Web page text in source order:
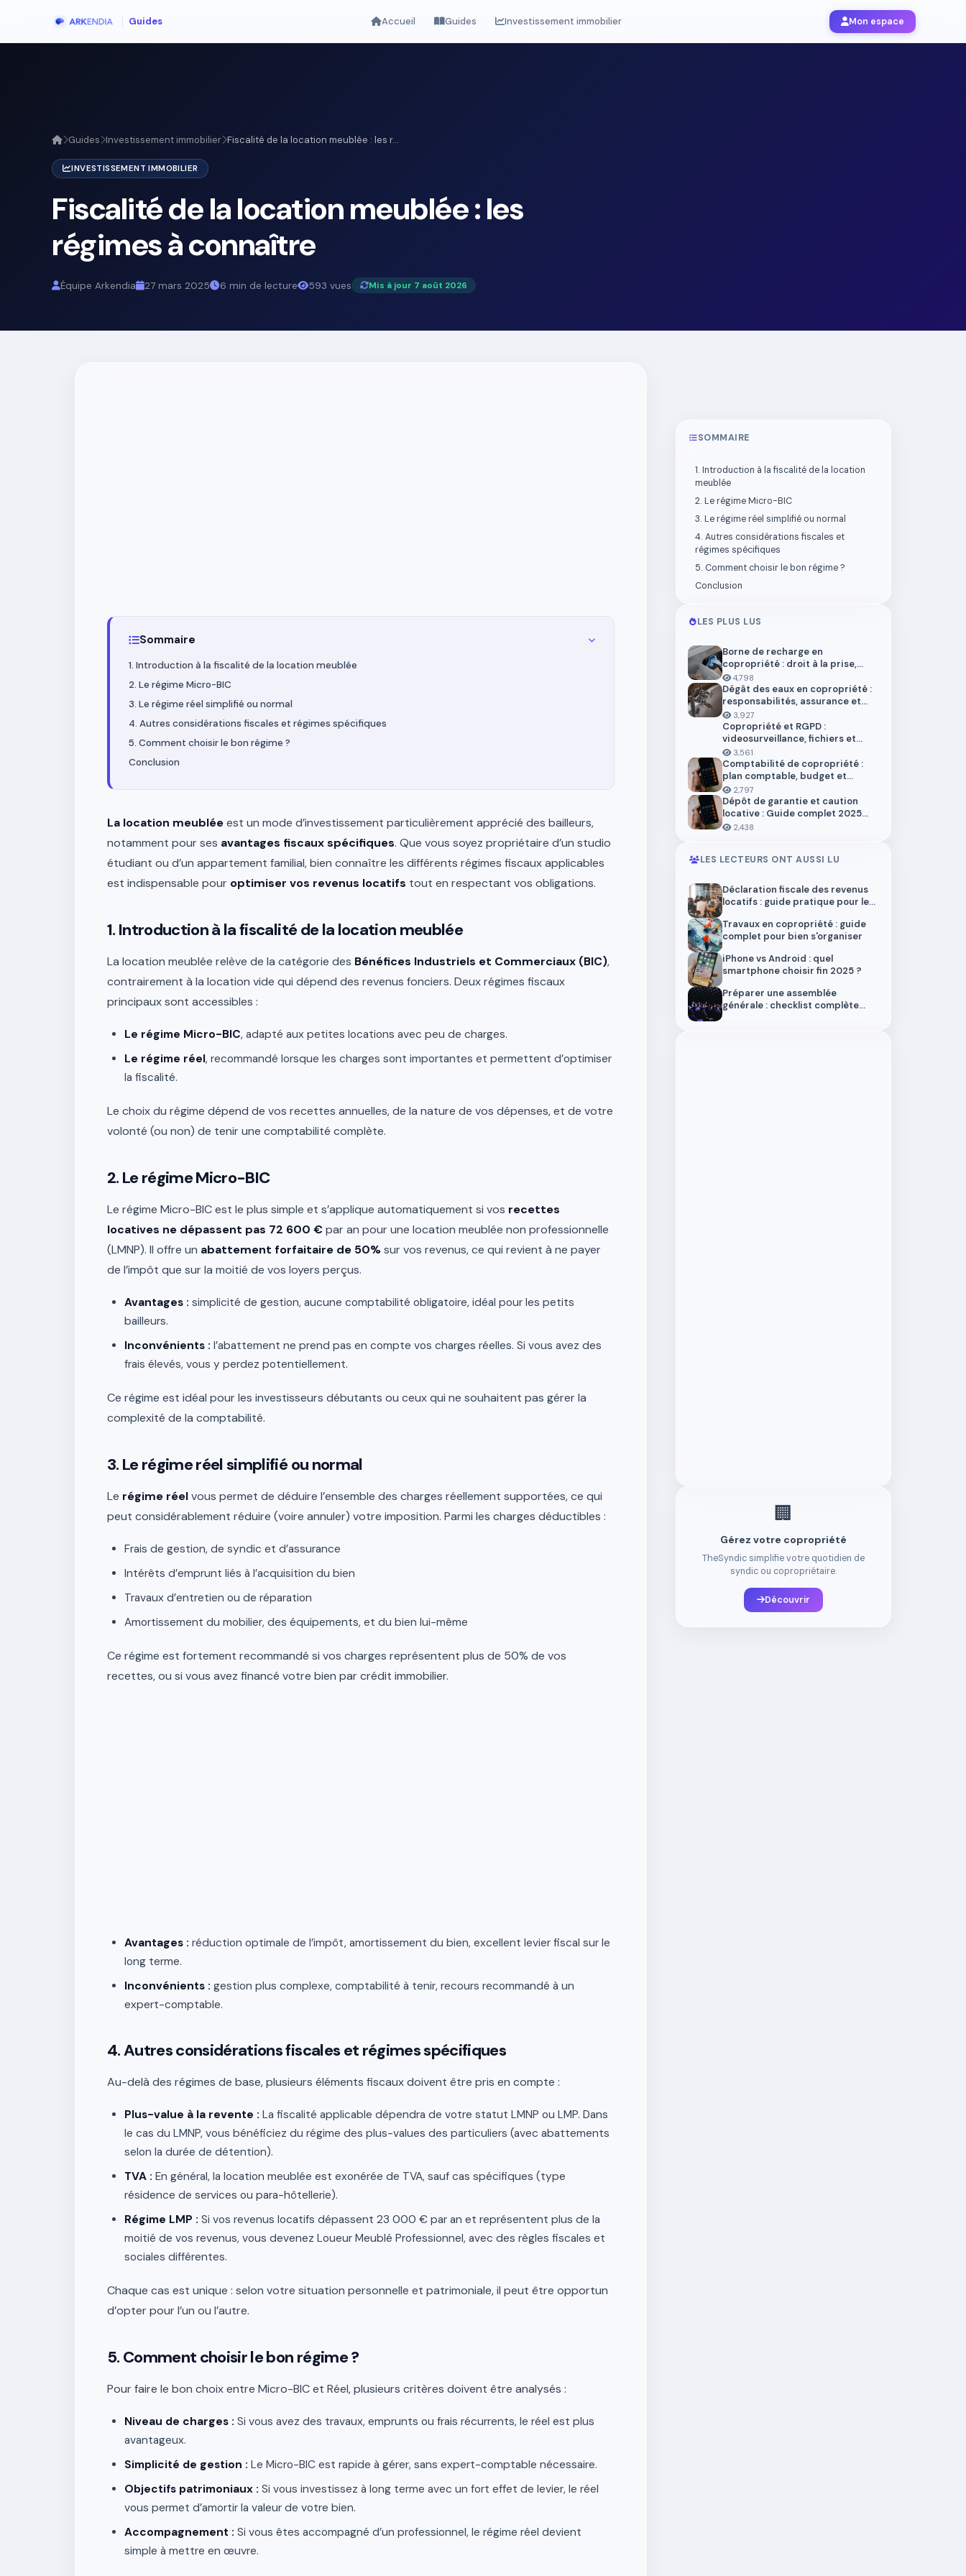
Guides Accueil Guides Investissement immobilier Mon espace
Guides Investissement immobilier Fiscalité de la location meublée : les r...
INVESTISSEMENT IMMOBILIER
Fiscalité de la location meublée : les
régimes à connaître
Équipe Arkendia 27 mars 2025 6 min de lecture 593 vues Mis à jour 7 août 2026
Sommaire
1. Introduction à la fiscalité de la location meublée
2. Le régime Micro-BIC
3. Le régime réel simplifié ou normal
4. Autres considérations fiscales et régimes spécifiques
5. Comment choisir le bon régime ?
Conclusion
La location meubléeest un mode d’investissement particulièrement apprécié des bailleurs,
notamment pour ses avantages fiscaux spécifiques. Que vous soyez propriétaire d’un studio
étudiant ou d’un appartement familial, bien connaître les différents régimes fiscaux applicables
est indispensable pour optimiser vos revenus locatifs tout en respectant vos obligations.
1. Introduction à la fiscalité de la location meublée
La location meublée relève de la catégorie des Bénéfices Industriels et Commerciaux (BIC),
contrairement à la location vide qui dépend des revenus fonciers. Deux régimes fiscaux
principaux sont accessibles :
Le régime Micro-BIC, adapté aux petites locations avec peu de charges.
Le régime réel, recommandé lorsque les charges sont importantes et permettent d’optimiser
la fiscalité.
Le choix du régime dépend de vos recettes annuelles, de la nature de vos dépenses, et de votre
volonté (ou non) de tenir une comptabilité complète.
2. Le régime Micro-BIC
Le régime Micro-BIC est le plus simple et s’applique automatiquement si vos recettes
locatives ne dépassent pas 72 600 €par an pour une location meublée non professionnelle
(LMNP). Il offre un abattement forfaitaire de 50%sur vos revenus, ce qui revient à ne payer
de l’impôt que sur la moitié de vos loyers perçus.
Avantages : simplicité de gestion, aucune comptabilité obligatoire, idéal pour les petits
bailleurs.
Inconvénients : l’abattement ne prend pas en compte vos charges réelles. Si vous avez des
frais élevés, vous y perdez potentiellement.
Ce régime est idéal pour les investisseurs débutants ou ceux qui ne souhaitent pas gérer la
complexité de la comptabilité.
3. Le régime réel simplifié ou normal
Le régime réelvous permet de déduire l’ensemble des charges réellement supportées, ce qui
peut considérablement réduire (voire annuler) votre imposition. Parmi les charges déductibles :
Frais de gestion, de syndic et d’assurance
Intérêts d’emprunt liés à l’acquisition du bien
Travaux d’entretien ou de réparation
Amortissement du mobilier, des équipements, et du bien lui-même
Ce régime est fortement recommandé si vos charges représentent plus de 50% de vos
recettes, ou si vous avez financé votre bien par crédit immobilier.
Avantages : réduction optimale de l’impôt, amortissement du bien, excellent levier fiscal sur le
long terme.
Inconvénients : gestion plus complexe, comptabilité à tenir, recours recommandé à un
expert-comptable.
4. Autres considérations fiscales et régimes spécifiques
Au-delà des régimes de base, plusieurs éléments fiscaux doivent être pris en compte :
Plus-value à la revente : La fiscalité applicable dépendra de votre statut LMNP ou LMP. Dans
le cas du LMNP, vous bénéficiez du régime des plus-values des particuliers (avec abattements
selon la durée de détention).
TVA : En général, la location meublée est exonérée de TVA, sauf cas spécifiques (type
résidence de services ou para-hôtellerie).
Régime LMP : Si vos revenus locatifs dépassent 23 000 € par an et représentent plus de la
moitié de vos revenus, vous devenez Loueur Meublé Professionnel, avec des règles fiscales et
sociales différentes.
Chaque cas est unique : selon votre situation personnelle et patrimoniale, il peut être opportun
d’opter pour l’un ou l’autre.
5. Comment choisir le bon régime ?
Pour faire le bon choix entre Micro-BIC et Réel, plusieurs critères doivent être analysés :
Niveau de charges : Si vous avez des travaux, emprunts ou frais récurrents, le réel est plus
avantageux.
Simplicité de gestion : Le Micro-BIC est rapide à gérer, sans expert-comptable nécessaire.
Objectifs patrimoniaux : Si vous investissez à long terme avec un fort effet de levier, le réel
vous permet d’amortir la valeur de votre bien.
Accompagnement : Si vous êtes accompagné d’un professionnel, le régime réel devient
simple à mettre en œuvre.
SOMMAIRE
1. Introduction à la fiscalité de la location
meublée
2. Le régime Micro-BIC
3. Le régime réel simplifié ou normal
4. Autres considérations fiscales et
régimes spécifiques
5. Comment choisir le bon régime ?
Conclusion
LES PLUS LUS
Borne de recharge en
copropriété : droit à la prise,
installation et aides en 2026
4,798
Dégât des eaux en copropriété :
responsabilités, assurance et
démarches
3,927
Copropriété et RGPD :
videosurveillance, fichiers et
donnees personnelles
3,561
Comptabilité de copropriété :
plan comptable, budget et
trésorerie 2026
2,797
Dépôt de garantie et caution
locative : Guide complet 2025
pour locataires et propriétaires
2,438
LES LECTEURS ONT AUSSI LU
Déclaration fiscale des revenus
locatifs : guide pratique pour les
Travaux en copropriété : guide
complet pour bien s'organiser
iPhone vs Android : quel
smartphone choisir fin 2025 ?
Préparer une assemblée
générale : checklist complète
🏢
Gérez votre copropriété
TheSyndic simplifie votre quotidien de
syndic ou copropriétaire.
Découvrir